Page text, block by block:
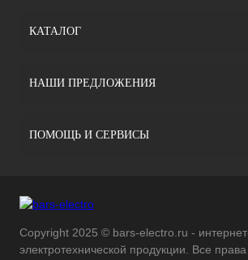
КАТАЛОГ
НАШИ ПРЕДЛОЖЕНИЯ
ПОМОЩЬ И СЕРВИСЫ
Copyright 2025 © bars-electro.ru -
электротехнической продукции. Все